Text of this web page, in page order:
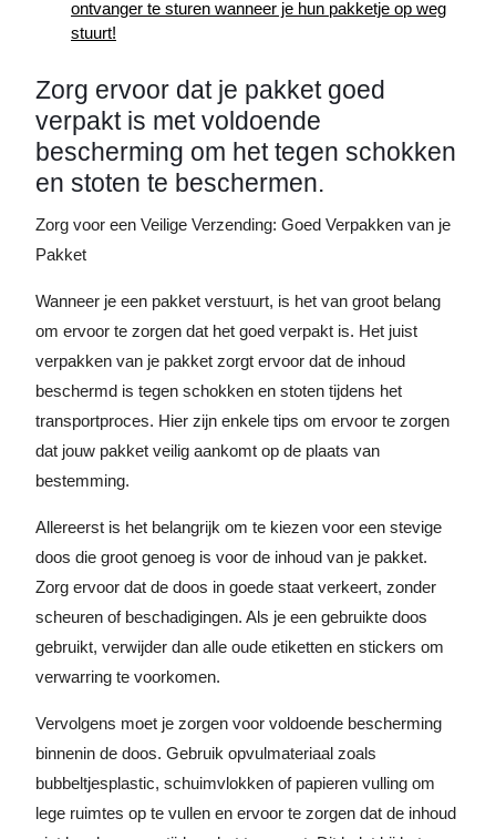
ontvanger te sturen wanneer je hun pakketje op weg
stuurt!
Zorg ervoor dat je pakket goed
verpakt is met voldoende
bescherming om het tegen schokken
en stoten te beschermen.
Zorg voor een Veilige Verzending: Goed Verpakken van je
Pakket
Wanneer je een pakket verstuurt, is het van groot belang
om ervoor te zorgen dat het goed verpakt is. Het juist
verpakken van je pakket zorgt ervoor dat de inhoud
beschermd is tegen schokken en stoten tijdens het
transportproces. Hier zijn enkele tips om ervoor te zorgen
dat jouw pakket veilig aankomt op de plaats van
bestemming.
Allereerst is het belangrijk om te kiezen voor een stevige
doos die groot genoeg is voor de inhoud van je pakket.
Zorg ervoor dat de doos in goede staat verkeert, zonder
scheuren of beschadigingen. Als je een gebruikte doos
gebruikt, verwijder dan alle oude etiketten en stickers om
verwarring te voorkomen.
Vervolgens moet je zorgen voor voldoende bescherming
binnenin de doos. Gebruik opvulmateriaal zoals
bubbeltjesplastic, schuimvlokken of papieren vulling om
lege ruimtes op te vullen en ervoor te zorgen dat de inhoud